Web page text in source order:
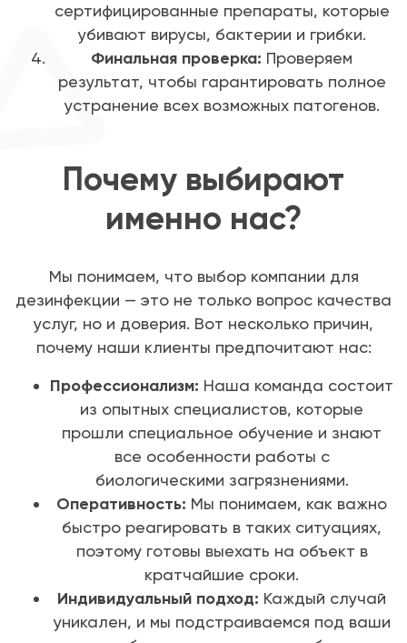
сертифицированные препараты, которые
убивают вирусы, бактерии и грибки.
Финальная проверка: Проверяем
результат, чтобы гарантировать полное
устранение всех возможных патогенов.
Почему выбирают
именно нас?
Мы понимаем, что выбор компании для
дезинфекции — это не только вопрос качества
услуг, но и доверия. Вот несколько причин,
почему наши клиенты предпочитают нас:
Профессионализм: Наша команда состоит
из опытных специалистов, которые
прошли специальное обучение и знают
все особенности работы с
биологическими загрязнениями.
Оперативность: Мы понимаем, как важно
быстро реагировать в таких ситуациях,
поэтому готовы выехать на объект в
кратчайшие сроки.
Индивидуальный подход: Каждый случай
уникален, и мы подстраиваемся под ваши